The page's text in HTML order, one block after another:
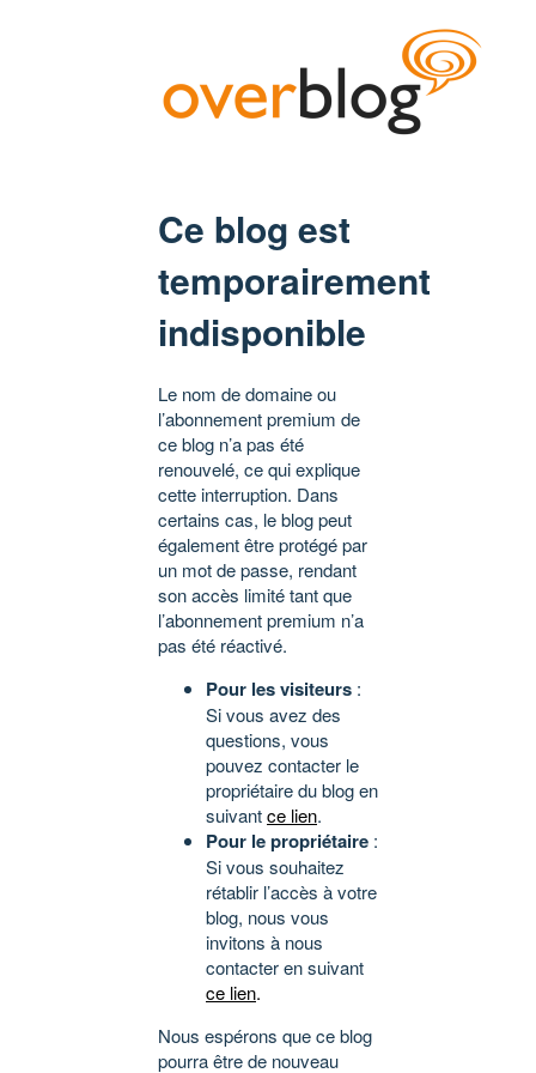
Ce blog est
temporairement
indisponible
Le nom de domaine ou
l’abonnement premium de
ce blog n’a pas été
renouvelé, ce qui explique
cette interruption. Dans
certains cas, le blog peut
également être protégé par
un mot de passe, rendant
son accès limité tant que
l’abonnement premium n’a
pas été réactivé.
Pour les visiteurs :
Si vous avez des
questions, vous
pouvez contacter le
propriétaire du blog en
suivantce lien.
Pour le propriétaire :
Si vous souhaitez
rétablir l’accès à votre
blog, nous vous
invitons à nous
contacter en suivant
ce lien.
Nous espérons que ce blog
pourra être de nouveau